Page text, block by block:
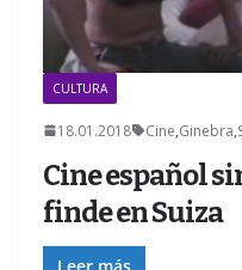
CULTURA
18.01.2018 Cine,Ginebra,
Cine español
finde en Suiza